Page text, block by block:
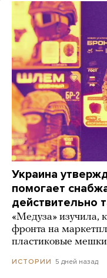
Украина
помогает
действительно
«Медуза» изучила,
фронта на
пластиковые
ИСТОРИИ 5 дней назад